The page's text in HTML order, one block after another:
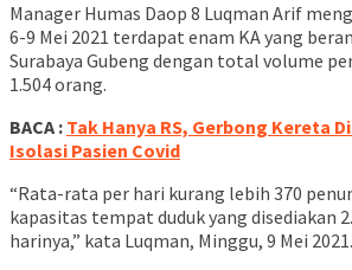
Manager Humas Daop 8 Luqman Arif
6-9 Mei 2021 terdapat enam KA yang
Surabaya Gubeng dengan total volume
1.504 orang.
BACA : Tak Hanya RS, Gerbong Kereta
Isolasi Pasien Covid
“Rata-rata per hari kurang lebih 370
kapasitas tempat duduk yang disediakan
harinya,” kata Luqman, Minggu, 9 Mei 2021.